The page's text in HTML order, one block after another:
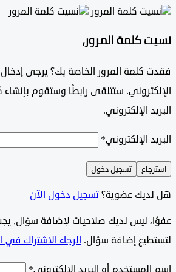
كلمة المرور،
كلمة المرور الخاصة بك؟ يرجى إدخال
ستتلقى رابطًا وستقوم بإنشاء كلمة
الإلكتروني.
الإلكتروني*
تسجيل دخول
عضوية؟تسجيل دخول الآن
ليس لديك صلاحيات لإضافة سؤال, يجب
إضافة سؤال.الرجاء الاشتراك في